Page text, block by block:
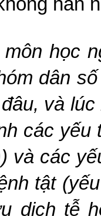
môn học
dân
và lúc
các yếu
và các
tật
dịch tễ